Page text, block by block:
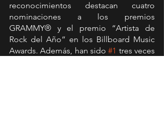
reconocimientos destacan cuatro
nominaciones a los premios
GRAMMY® y el premio “Artista de
Rock del Año” en los Billboard Music
Awards. Además, han sido #1 tres veces